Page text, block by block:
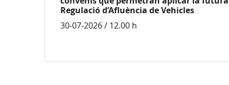
Regulació d’Afluència de Vehicles
30-07-2026 / 12.00 h